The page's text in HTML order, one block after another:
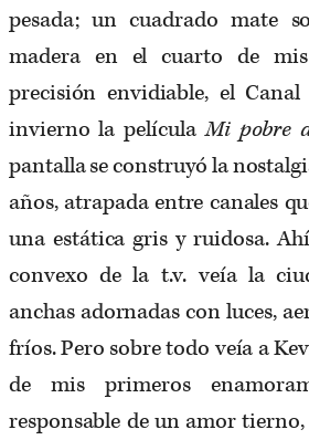
pesada; un cuadrado mate
madera en el cuarto de
precisión envidiable, el
invierno la películaMi pobre
pantalla se construyó la
años, atrapada entre canales
una estática gris y ruidosa.
convexo de la t.v. veía la
anchas adornadas con luces,
fríos. Pero sobre todo veía a
de mis primeros
responsable de un amor